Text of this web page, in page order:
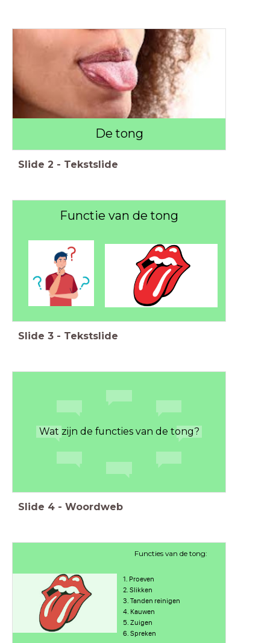
De tong
Slide 2 - Tekstslide
Functie van de tong
Slide 3 - Tekstslide
Wat zijn de functies van de tong?
Slide 4 - Woordweb
Functies van de tong:
1. Proeven
2. Slikken
3. Tanden reinigen
4. Kauwen
5. Zuigen
6. Spreken